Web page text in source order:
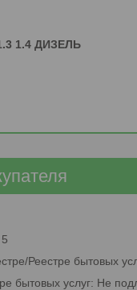
1.4 ДИЗЕЛЬ
Реестре бытовых
бытовых услуг: Не